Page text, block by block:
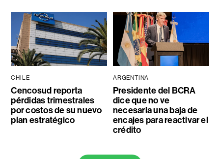
CHILE
Cencosud reporta
pérdidas trimestrales
por costos de su nuevo
plan estratégico
ARGENTINA
Presidente del BCRA
dice que no ve
necesaria una baja de
encajes para reactivar el
crédito